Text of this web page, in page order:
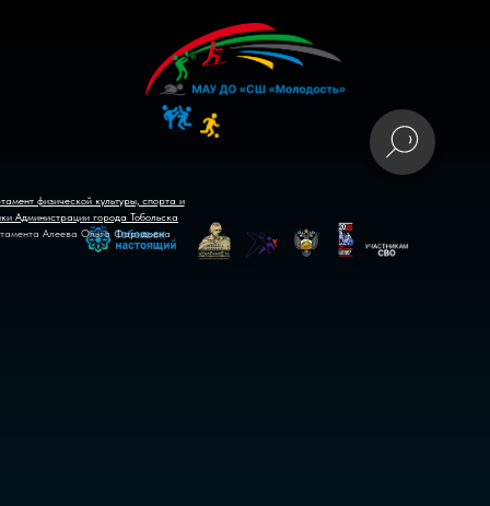
физической культуры, спорта и
Администрации города Тобольска
Алеева Ольга Фаридовна